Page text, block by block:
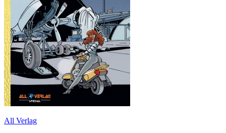
All Verlag